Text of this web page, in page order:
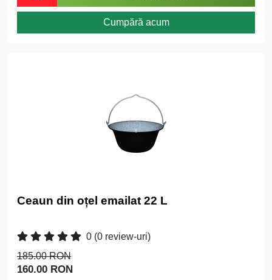
Cumpără acum
Ceaun din oțel emailat 22 L
0 (0 review-uri)
185.00 RON
160.00 RON